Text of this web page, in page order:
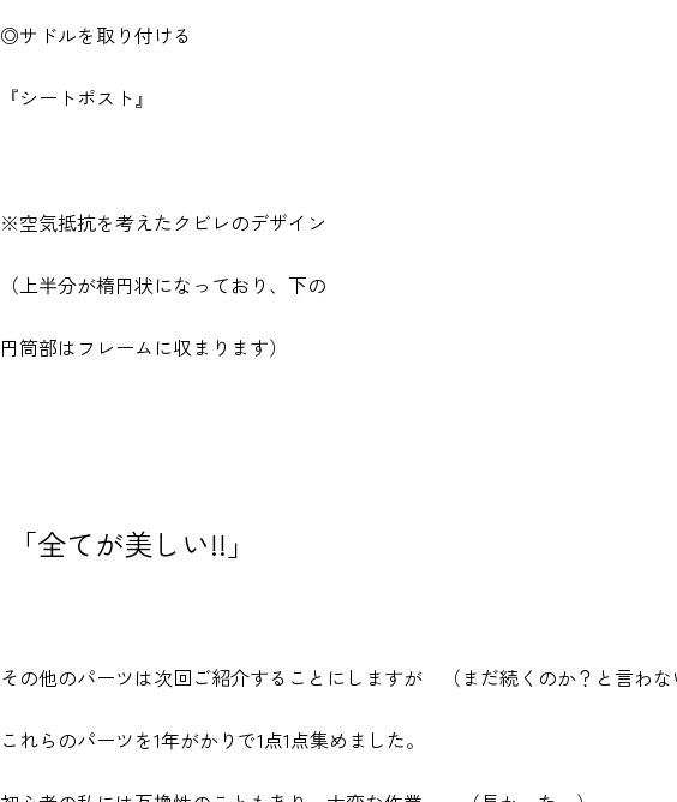
◎サドルを取り付ける
『シートポスト』
※空気抵抗を考えたクビレのデザイン
（上半分が楕円状になっており、下の
円筒部はフレームに収まります）
「全てが美しい!!」
その他のパーツは次回ご紹介することにしますが （まだ続くのか？と言わな
これらのパーツを1年がかりで1点1点集めました。